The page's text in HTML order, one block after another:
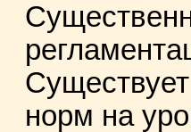
норм на